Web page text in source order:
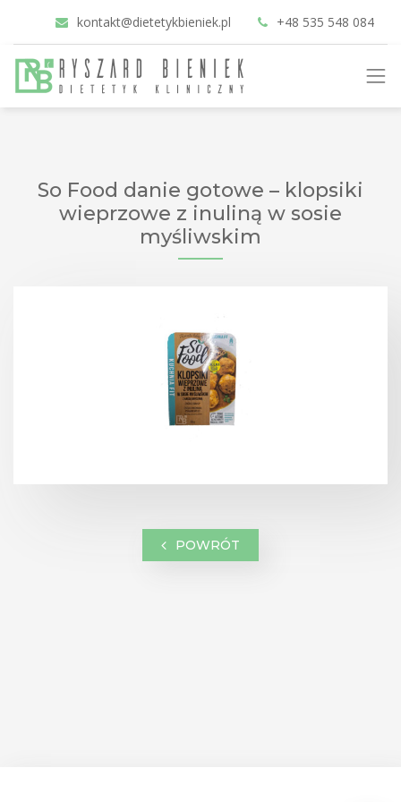
kontakt@dietetykbieniek.pl +48 535 548 084
So Food danie gotowe – klopsiki
wieprzowe z inuliną w sosie
myśliwskim
POWRÓT